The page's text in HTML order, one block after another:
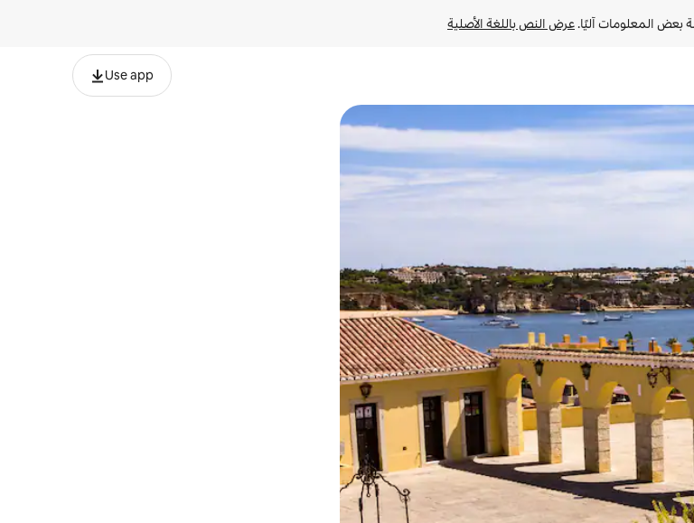
بعض المعلومات آليًا. عرض النص باللغة الأصلية
Use app
أو السحب.